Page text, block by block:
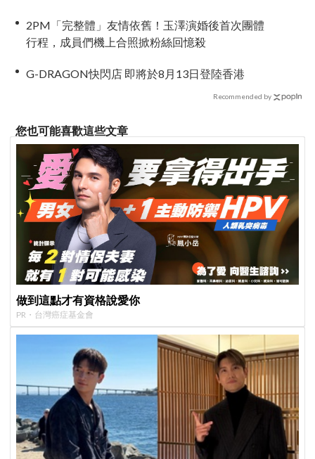
2PM「完整體」友情依舊！玉澤演婚後首次團體
行程，成員們機上合照掀粉絲回憶殺
G-DRAGON快閃店 即將於8月13日登陸香港
Recommended by
您也可能喜歡這些文章
做到這點才有資格說愛你
PR・台灣癌症基金會